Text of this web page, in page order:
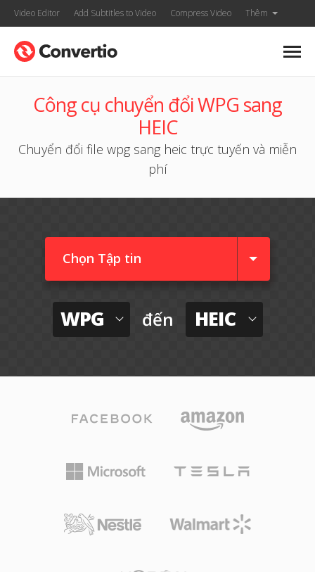
Video Editor Add Subtitles to Video Compress Video Thêm
Công cụ chuyển đổi WPG sang
HEIC
Chuyển đổi file wpg sang heic trực tuyến và miễn
phí
Chọn Tập tin
WPG đến HEIC